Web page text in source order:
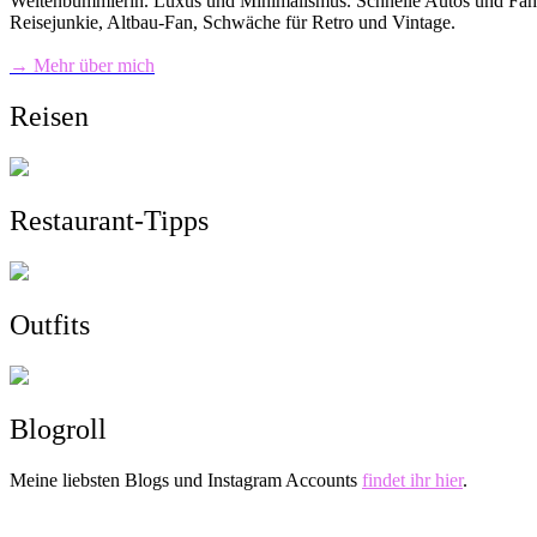
Reisejunkie, Altbau-Fan, Schwäche für Retro und Vintage.
→ Mehr über mich
Reisen
Restaurant-Tipps
Outfits
Blogroll
Meine liebsten Blogs und Instagram Accounts findet ihr hier.